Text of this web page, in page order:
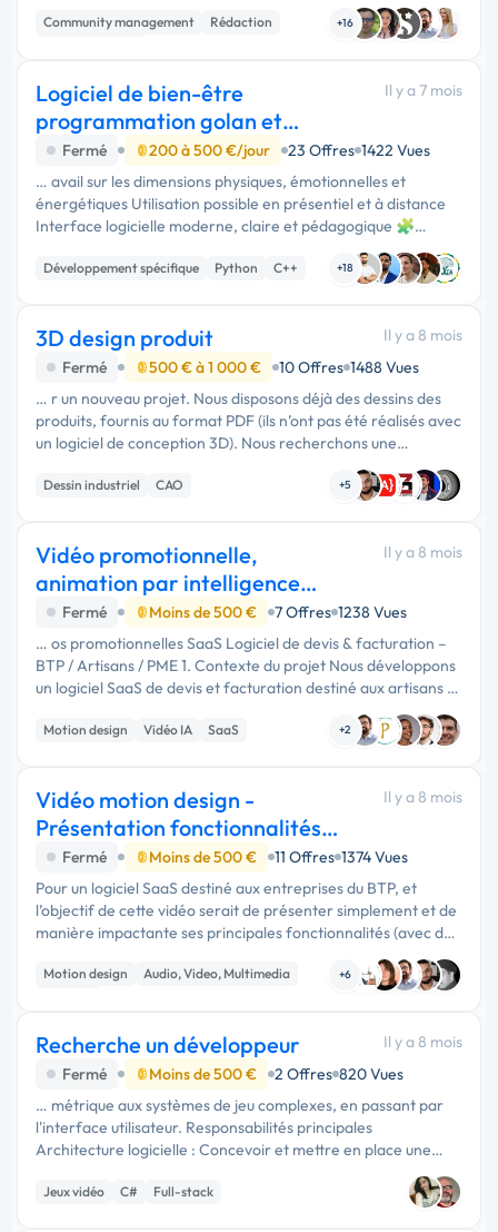
des …
Community management
Rédaction
+16
Logiciel de bien-être
programmation golan et
python
Il y a 7 mois
Fermé 200 à 500 €/jour 23 Offres 1422 Vues
… avail sur les dimensions physiques, émotionnelles et
énergétiques Utilisation possible en présentiel et à distance
Interface logicielle moderne, claire et pédagogique 🧩
Description globale du système 1️⃣ Le boîtier (hardware)
Deux versions …
Développement spécifique Python C++ +18
3D design produit
Il y a 8 mois
Fermé
500 € à 1 000 € 10 Offres 1488 Vues
… r un nouveau projet. Nous disposons déjà des dessins des
produits, fournis au format PDF (ils n’ont pas été réalisés avec
un logiciel de conception 3D). Nous recherchons une
personne capable de transformer ces dessins existants en
modèles 3D …
Dessin industriel CAO +5
Vidéo promotionnelle,
animation par intelligence
artificielle
Il y a 8 mois
Fermé Moins de 500 € 7 Offres 1238 Vues
… os promotionnelles SaaS Logiciel de devis & facturation –
BTP / Artisans / PME 1. Contexte du projet Nous développons
un logiciel SaaS de devis et facturation destiné aux artisans et
Motion design Vidéo IA SaaS +2
Vidéo motion design -
Présentation fonctionnalités
logiciel
Il y a 8 mois
Fermé Moins de 500 € 11 Offres 1374 Vues
Pour un logiciel SaaS destiné aux entreprises du BTP, et
l’objectif de cette vidéo serait de présenter simplement et de
manière impactante ses principales fonctionnalités (avec des
Motion design
Audio, Video, Multimedia
+6
Recherche un développeur
Il y a 8 mois
Fermé
Moins de 500 € 2 Offres 820 Vues
… métrique aux systèmes de jeu complexes, en passant par
l'interface utilisateur. Responsabilités principales
Architecture logicielle : Concevoir et mettre en place une
architecture de code propre, modulaire et évolutive pour
l'ensemble …
Jeux vidéo C# Full-stack